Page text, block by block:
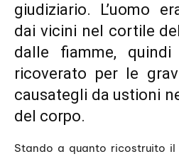
giudiziario. L’uomo
dai vicini nel cortile
dalle fiamme,
ricoverato per le
causategli da ustioni
del corpo.
Stando a quanto ricostruito il